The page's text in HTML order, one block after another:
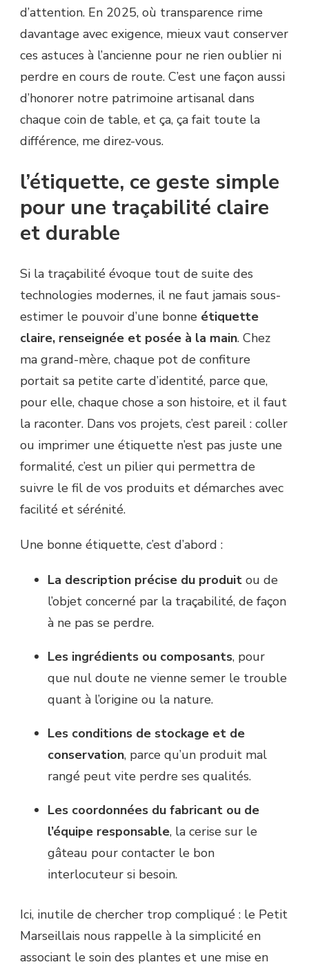
d’attention. En 2025, où transparence rime
davantage avec exigence, mieux vaut conserver
ces astuces à l’ancienne pour ne rien oublier ni
perdre en cours de route. C’est une façon aussi
d’honorer notre patrimoine artisanal dans
chaque coin de table, et ça, ça fait toute la
différence, me direz-vous.
l’étiquette, ce geste simple
pour une traçabilité claire
et durable
Si la traçabilité évoque tout de suite des
technologies modernes, il ne faut jamais sous-
estimer le pouvoir d’une bonne étiquette
claire, renseignée et posée à la main. Chez
ma grand-mère, chaque pot de confiture
portait sa petite carte d’identité, parce que,
pour elle, chaque chose a son histoire, et il faut
la raconter. Dans vos projets, c’est pareil : coller
ou imprimer une étiquette n’est pas juste une
formalité, c’est un pilier qui permettra de
suivre le fil de vos produits et démarches avec
facilité et sérénité.
Une bonne étiquette, c’est d’abord :
La description précise du produit ou de
l’objet concerné par la traçabilité, de façon
à ne pas se perdre.
Les ingrédients ou composants, pour
que nul doute ne vienne semer le trouble
quant à l’origine ou la nature.
Les conditions de stockage et de
conservation, parce qu’un produit mal
rangé peut vite perdre ses qualités.
Les coordonnées du fabricant ou de
l’équipe responsable, la cerise sur le
gâteau pour contacter le bon
interlocuteur si besoin.
Ici, inutile de chercher trop compliqué : le Petit
Marseillais nous rappelle à la simplicité en
associant le soin des plantes et une mise en